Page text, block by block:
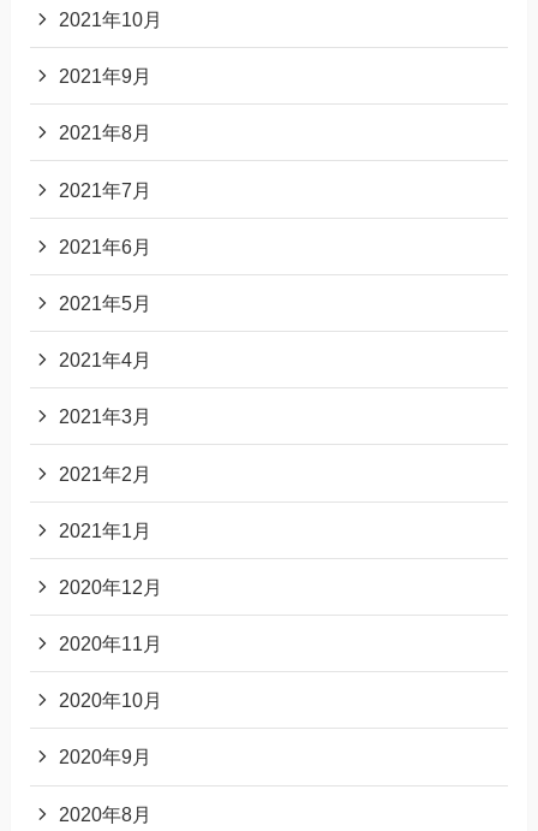
2021年10月
2021年9月
2021年8月
2021年7月
2021年6月
2021年5月
2021年4月
2021年3月
2021年2月
2021年1月
2020年12月
2020年11月
2020年10月
2020年9月
2020年8月